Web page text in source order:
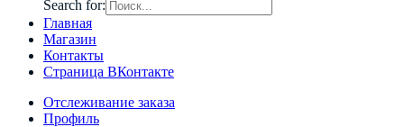
Search for:
Главная
Магазин
Контакты
Страница ВКонтакте
Отслеживание заказа
Профиль